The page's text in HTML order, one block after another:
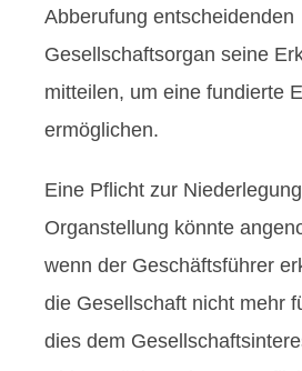
Abberufung entscheidenden
Gesellschaftsorgan seine
mitteilen, um eine fundierte
ermöglichen.
Eine Pflicht zur
Organstellung könnte
wenn der Geschäftsführer
die Gesellschaft nicht mehr
dies dem